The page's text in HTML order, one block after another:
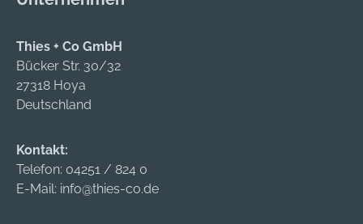
Thies + Co GmbH
Bücker Str. 30/32
27318 Hoya
Deutschland
Kontakt:
Telefon: 04251 / 824 0
E-Mail: info@thies-co.de